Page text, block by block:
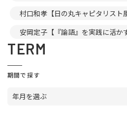
村口和孝【日の丸キャピタリスト
安岡定子【『論語』を実践に活か
TERM
期間で探す
年月を選ぶ